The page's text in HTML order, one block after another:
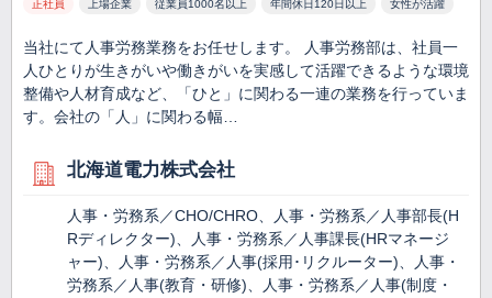
正社員 上場企業 従業員1000名以上 年間休日120日以上 女性が活躍
当社にて人事労務業務をお任せします。 人事労務部は、社員一
人ひとりが生きがいや働きがいを実感して活躍できるような環境
整備や人材育成など、「ひと」に関わる一連の業務を行っていま
す。会社の「人」に関わる幅…
北海道電力株式会社
人事・労務系／CHO/CHRO、人事・労務系／人事部長(H
Rディレクター)、人事・労務系／人事課長(HRマネージ
ャー)、人事・労務系／人事(採用･リクルーター)、人事・
労務系／人事(教育・研修)、人事・労務系／人事(制度・